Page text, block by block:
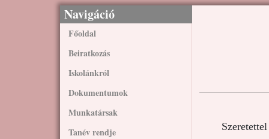
Navigáció
Főoldal
Beiratkozás
Iskolánkról
Dokumentumok
Munkatársak
Tanév rendje